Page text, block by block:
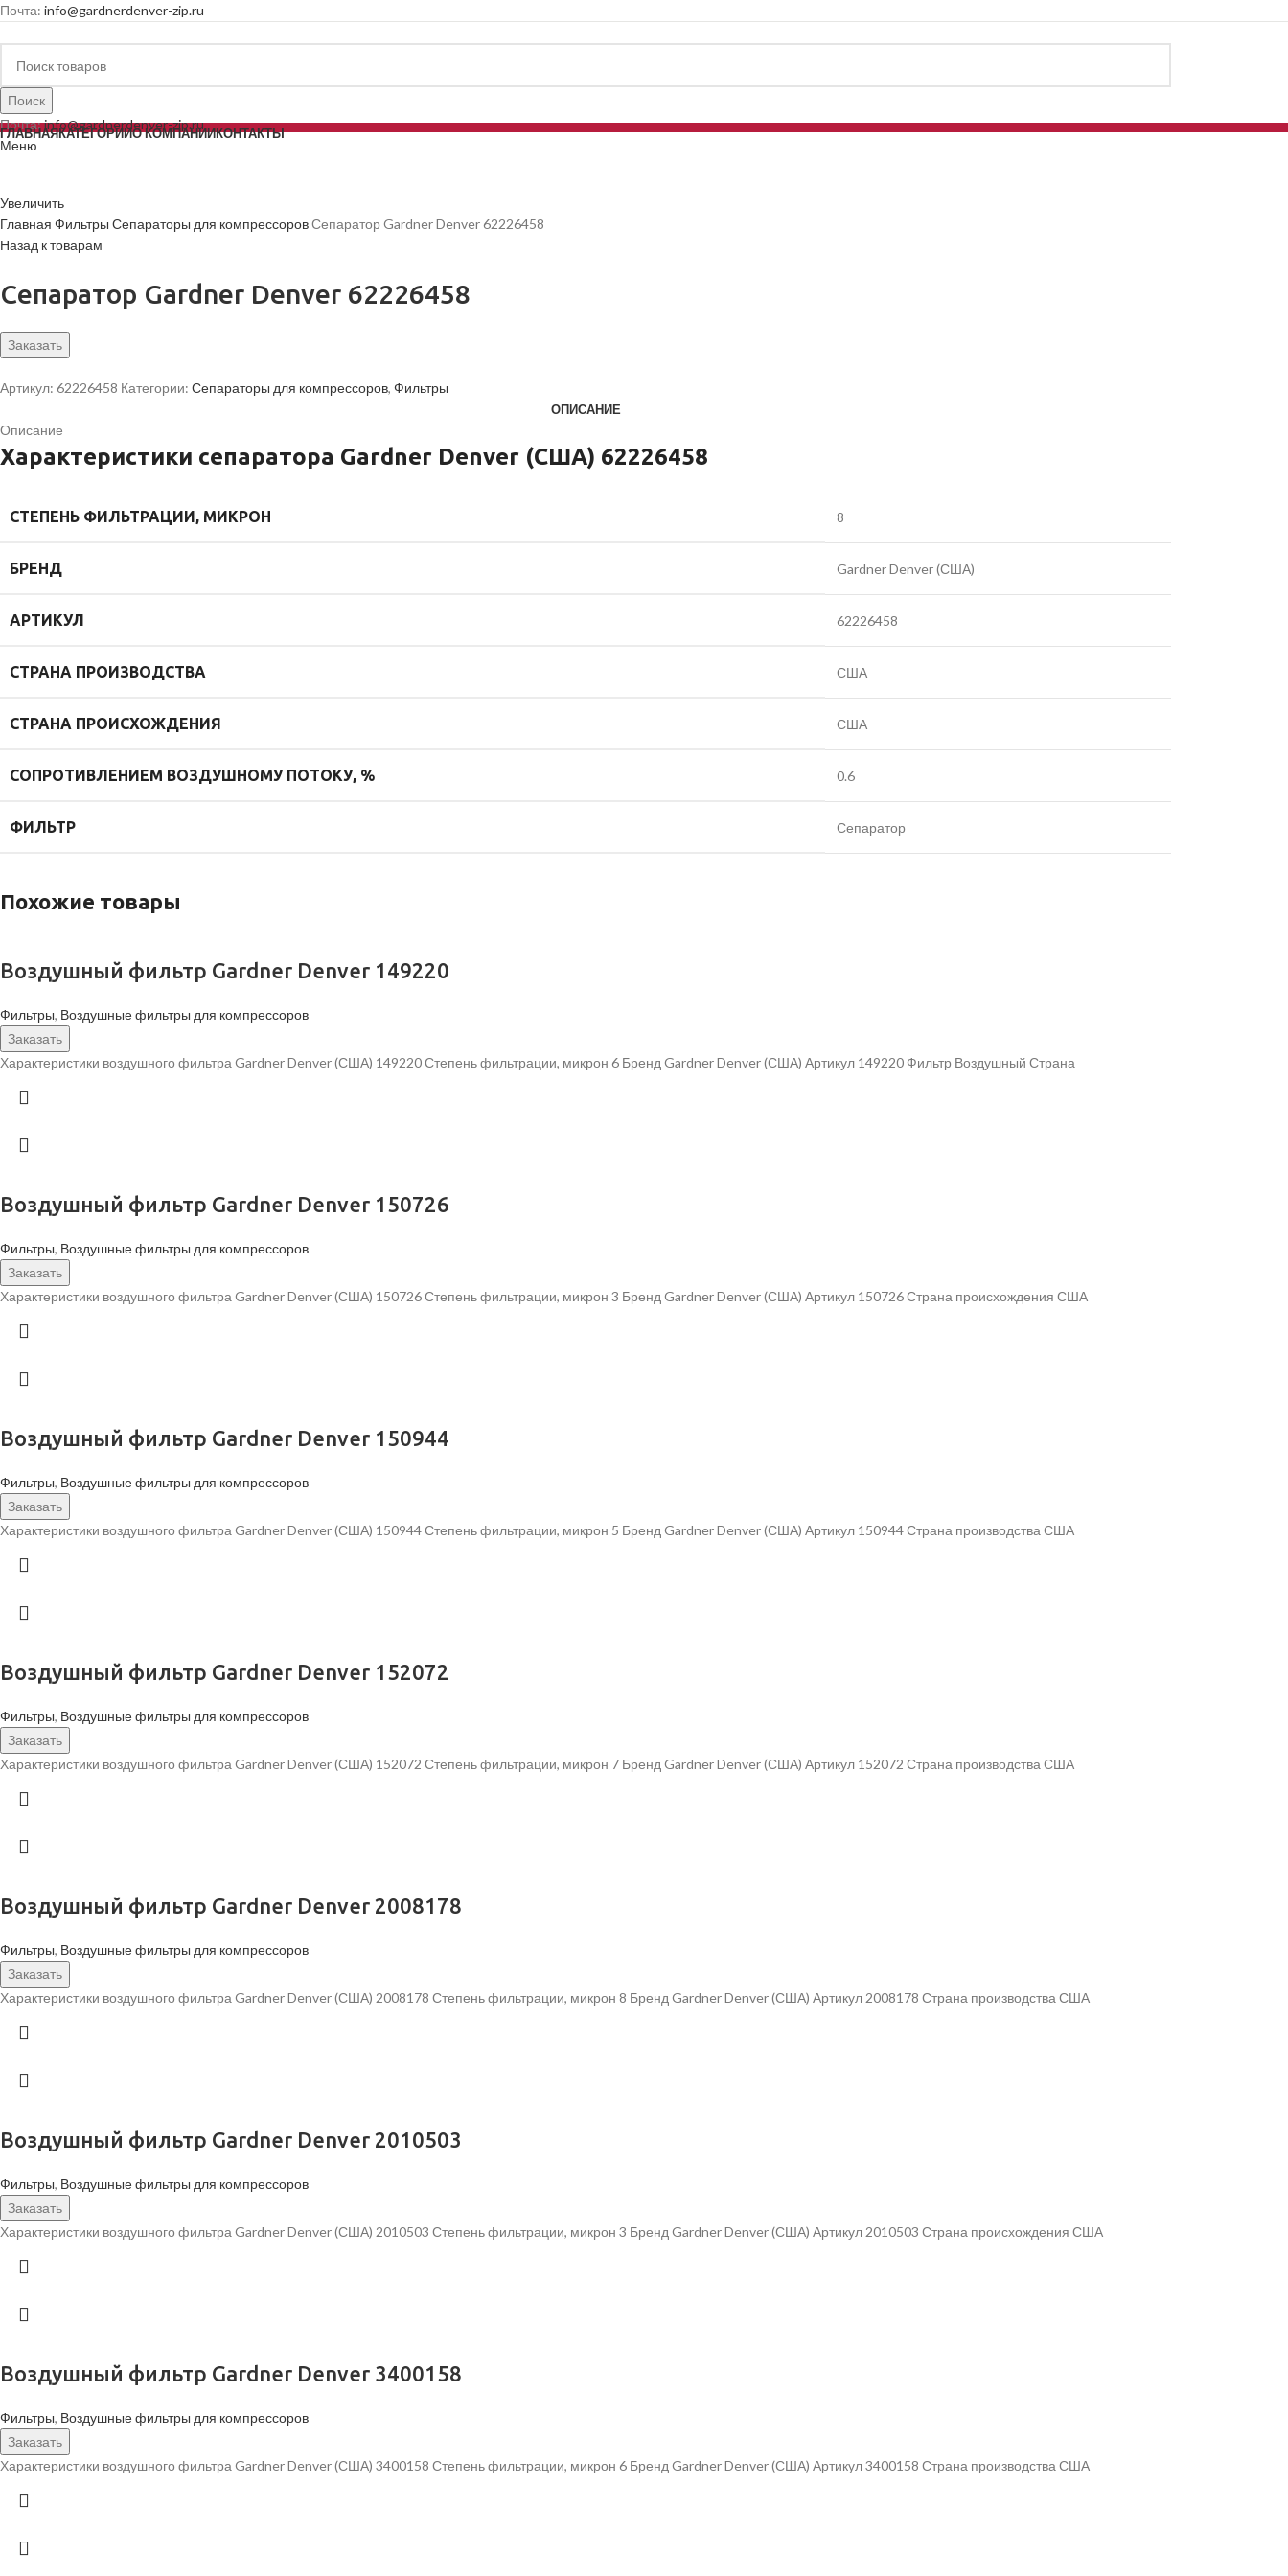
Почта: info@gardnerdenver-zip.ru
Поиск
Почта:info@gardnerdenver-zip.ru
Меню
ГЛАВНАЯКАТЕГОРИИО КОМПАНИИКОНТАКТЫ
Увеличить
Главная Фильтры Сепараторы для компрессоровСепаратор Gardner Denver 62226458
Назад к товарам
Сепаратор Gardner Denver 62226458
Заказать
Артикул: 62226458 Категории: Сепараторы для компрессоров, Фильтры
ОПИСАНИЕ
Описание
Характеристики сепаратора Gardner Denver (США) 62226458
СТЕПЕНЬ ФИЛЬТРАЦИИ, МИКРОН 8
БРЕНД Gardner Denver (США)
АРТИКУЛ 62226458
СТРАНА ПРОИЗВОДСТВА США
СТРАНА ПРОИСХОЖДЕНИЯ США
СОПРОТИВЛЕНИЕМ ВОЗДУШНОМУ ПОТОКУ, % 0.6
ФИЛЬТР Сепаратор
Похожие товары
Воздушный фильтр Gardner Denver 149220
Фильтры, Воздушные фильтры для компрессоров
Заказать
Характеристики воздушного фильтра Gardner Denver (США) 149220 Степень фильтрации, микрон 6 Бренд Gardner Denver (США) Артикул 149220 Фильтр Воздушный Страна
Воздушный фильтр Gardner Denver 150726
Фильтры, Воздушные фильтры для компрессоров
Заказать
Характеристики воздушного фильтра Gardner Denver (США) 150726 Степень фильтрации, микрон 3 Бренд Gardner Denver (США) Артикул 150726 Страна происхождения США
Воздушный фильтр Gardner Denver 150944
Фильтры, Воздушные фильтры для компрессоров
Заказать
Характеристики воздушного фильтра Gardner Denver (США) 150944 Степень фильтрации, микрон 5 Бренд Gardner Denver (США) Артикул 150944 Страна производства США
Воздушный фильтр Gardner Denver 152072
Фильтры, Воздушные фильтры для компрессоров
Заказать
Характеристики воздушного фильтра Gardner Denver (США) 152072 Степень фильтрации, микрон 7 Бренд Gardner Denver (США) Артикул 152072 Страна производства США
Воздушный фильтр Gardner Denver 2008178
Фильтры, Воздушные фильтры для компрессоров
Заказать
Характеристики воздушного фильтра Gardner Denver (США) 2008178 Степень фильтрации, микрон 8 Бренд Gardner Denver (США) Артикул 2008178 Страна производства США
Воздушный фильтр Gardner Denver 2010503
Фильтры, Воздушные фильтры для компрессоров
Заказать
Характеристики воздушного фильтра Gardner Denver (США) 2010503 Степень фильтрации, микрон 3 Бренд Gardner Denver (США) Артикул 2010503 Страна происхождения США
Воздушный фильтр Gardner Denver 3400158
Фильтры, Воздушные фильтры для компрессоров
Заказать
Характеристики воздушного фильтра Gardner Denver (США) 3400158 Степень фильтрации, микрон 6 Бренд Gardner Denver (США) Артикул 3400158 Страна производства США